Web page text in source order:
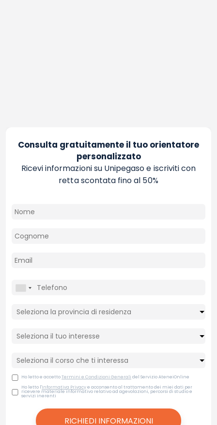
Consulta gratuitamente il tuo orientatore
personalizzato
Ricevi informazioni su Unipegaso e iscriviti con
retta scontata fino al 50%
Ho letto e accettoTermini e Condizioni Generali del Servizio AteneiOnline
Ho letto l'Informativa Privacye acconsento al trattamento dei miei dati per
ricevere materiale informativo relativo ad agevolazioni, percorsi di studio e
servizi inerenti